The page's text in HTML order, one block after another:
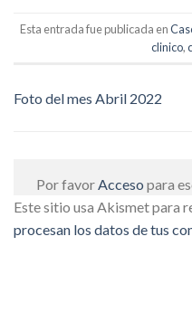
Esta entrada fue publicada en
clinico,
Foto del mes Abril 2022
Por favor Acceso para
Este sitio usa Akismet para
procesan los datos de tus